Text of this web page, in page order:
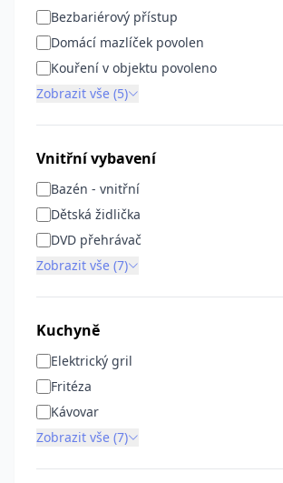
Bezbariérový přístup
Domácí mazlíček povolen
Kouření v objektu povoleno
Zobrazit vše (5)
Vnitřní vybavení
Bazén - vnitřní
Dětská židlička
DVD přehrávač
Zobrazit vše (7)
Kuchyně
Elektrický gril
Fritéza
Kávovar
Zobrazit vše (7)